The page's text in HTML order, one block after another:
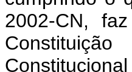
2002-CN,